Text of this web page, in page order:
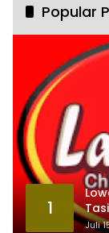
Popular
1
Juli